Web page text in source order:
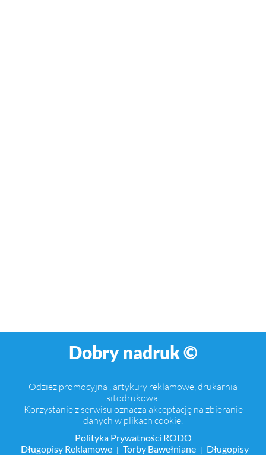
Dobry nadruk ©
Odzież promocyjna , artykuły reklamowe, drukarnia
sitodrukowa.
Korzystanie z serwisu oznacza akceptację na zbieranie
danych w plikach cookie.
Polityka Prywatności RODO
Długopisy Reklamowe | Torby Bawełniane | Długopisy